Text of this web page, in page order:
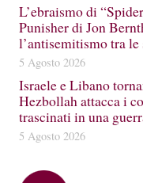
L’ebraismo di
Punisher di Jon
l’antisemitismo tra
5 Agosto 2026
Israele e Libano
Hezbollah attacca i
trascinati in una
5 Agosto 2026